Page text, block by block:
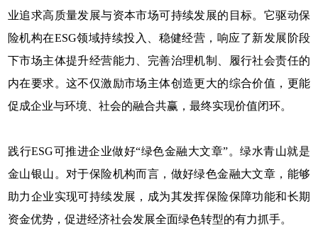
业追求高质量发展与资本市场可持续发展的目标。它驱动保
险机构在ESG领域持续投入、稳健经营，响应了新发展阶段
下市场主体提升经营能力、完善治理机制、履行社会责任的
内在要求。这不仅激励市场主体创造更大的综合价值，更能
促成企业与环境、社会的融合共赢，最终实现价值闭环。
践行ESG可推进企业做好“绿色金融大文章”。绿水青山就是
金山银山。对于保险机构而言，做好绿色金融大文章，能够
助力企业实现可持续发展，成为其发挥保险保障功能和长期
资金优势，促进经济社会发展全面绿色转型的有力抓手。